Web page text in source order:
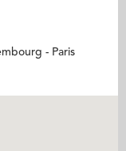
- Paris